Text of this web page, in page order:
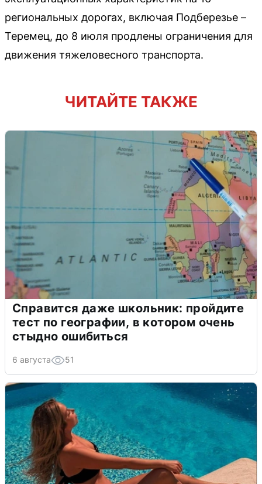
региональных дорогах, включая Подберезье –
Теремец, до 8 июля продлены ограничения для
движения тяжеловесного транспорта.
ЧИТАЙТЕ ТАКЖЕ
Справится даже школьник: пройдите
тест по географии, в котором очень
стыдно ошибиться
6 августа 51